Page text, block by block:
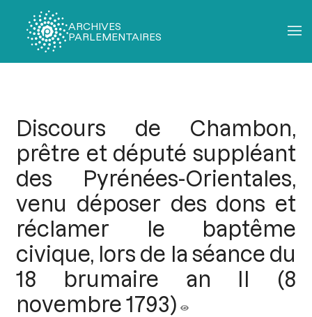
ARCHIVES
PARLEMENTAIRES
Discours de Chambon,
prêtre et député suppléant
des Pyrénées-Orientales,
venu déposer des dons et
réclamer le baptême
civique, lors de la séance du
18 brumaire an II (8
novembre 1793)